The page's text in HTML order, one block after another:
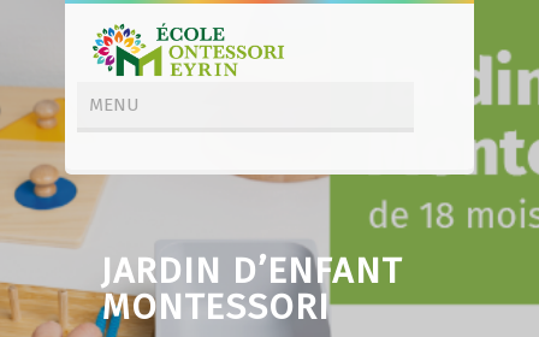
JARDIN D’ENFANT
MONTESSORI